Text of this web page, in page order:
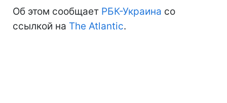
Об этом сообщает РБК-Украина со
ссылкой на The Atlantic.